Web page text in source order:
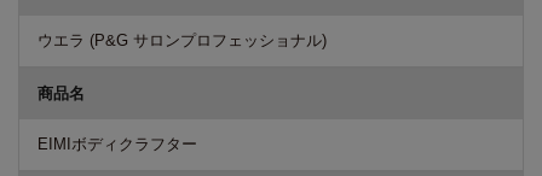
ウエラ (P&G サロンプロフェッショナル)
商品名
EIMIボディクラフター